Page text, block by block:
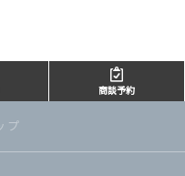
商談予約
プ